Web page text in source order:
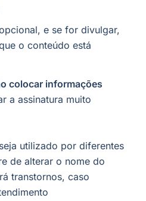
e se for divulgar,
o conteúdo está
colocar informações
a assinatura muito
utilizado por diferentes
de alterar o nome do
transtornos, caso